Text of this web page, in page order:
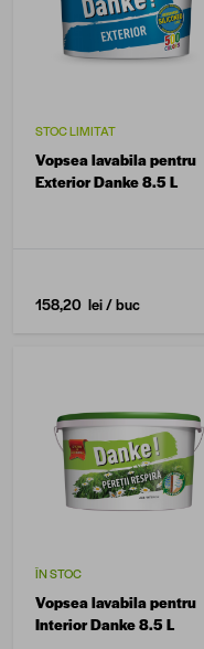
STOC LIMITAT
Vopsea lavabila pentru
Exterior Danke 8.5 L
158,20 lei/ buc
ÎN STOC
Vopsea lavabila pentru
Interior Danke 8.5 L